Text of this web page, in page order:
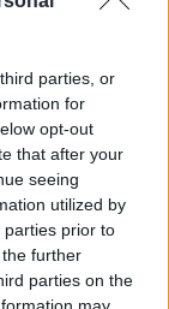
parties, or
for
opt-out
that after your
seeing
utilized by
parties prior to
further
parties on the
may
de
para
mira